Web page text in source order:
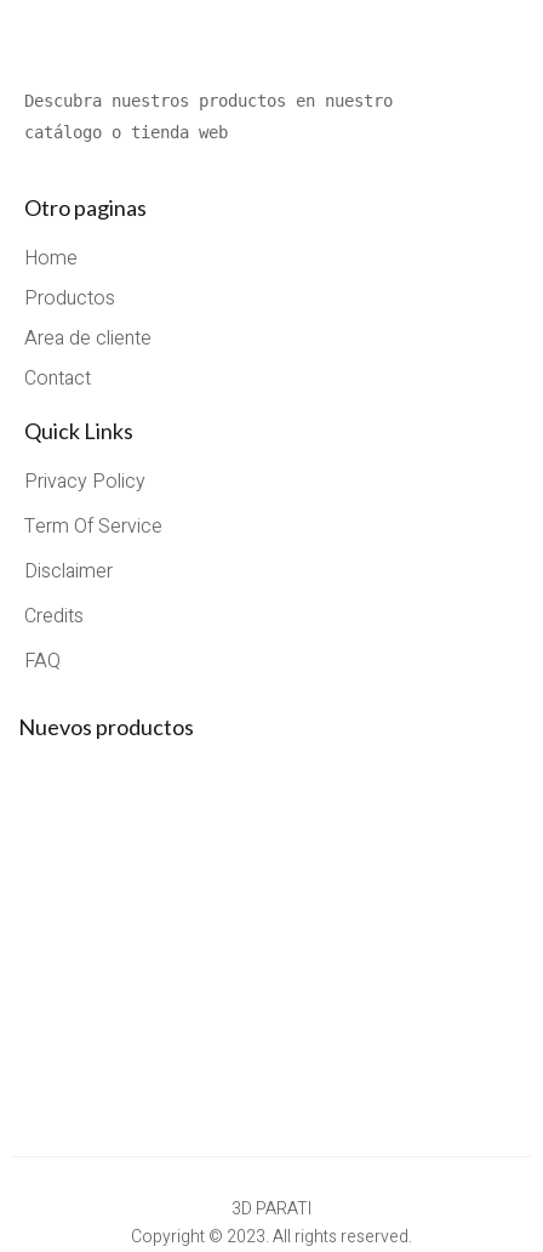
Descubra nuestros productos en nuestro
catálogo o tienda web
Otro paginas
Home
Productos
Area de cliente
Contact
Quick Links
Privacy Policy
Term Of Service
Disclaimer
Credits
FAQ
Nuevos productos
3D PARATI
Copyright © 2023. All rights reserved.